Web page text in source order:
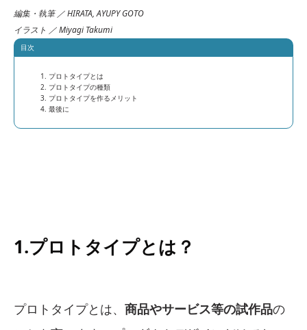
編集・執筆 ／ HIRATA, AYUPY GOTO
イラスト ／ Miyagi Takumi
目次
プロトタイプとは
プロトタイプの種類
プロトタイプを作るメリット
最後に
1.プロトタイプとは？
プロトタイプとは、 商品やサービス等の試作品の